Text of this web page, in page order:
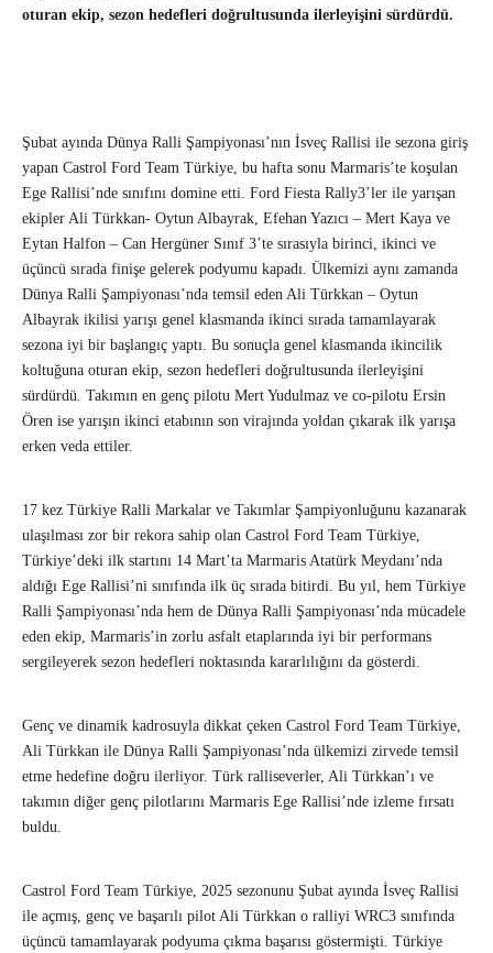
oturan ekip, sezon hedefleri doğrultusunda ilerleyişini sürdürdü.
Şubat ayında Dünya Ralli Şampiyonası’nın İsveç Rallisi ile sezona giriş
yapan Castrol Ford Team Türkiye, bu hafta sonu Marmaris’te koşulan
Ege Rallisi’nde sınıfını domine etti. Ford Fiesta Rally3’ler ile yarışan
ekipler Ali Türkkan- Oytun Albayrak, Efehan Yazıcı – Mert Kaya ve
Eytan Halfon – Can Hergüner Sınıf 3’te sırasıyla birinci, ikinci ve
üçüncü sırada finişe gelerek podyumu kapadı. Ülkemizi aynı zamanda
Dünya Ralli Şampiyonası’nda temsil eden Ali Türkkan – Oytun
Albayrak ikilisi yarışı genel klasmanda ikinci sırada tamamlayarak
sezona iyi bir başlangıç yaptı. Bu sonuçla genel klasmanda ikincilik
koltuğuna oturan ekip, sezon hedefleri doğrultusunda ilerleyişini
sürdürdü. Takımın en genç pilotu Mert Yudulmaz ve co-pilotu Ersin
Ören ise yarışın ikinci etabının son virajında yoldan çıkarak ilk yarışa
erken veda ettiler.
17 kez Türkiye Ralli Markalar ve Takımlar Şampiyonluğunu kazanarak
ulaşılması zor bir rekora sahip olan Castrol Ford Team Türkiye,
Türkiye’deki ilk startını 14 Mart’ta Marmaris Atatürk Meydanı’nda
aldığı Ege Rallisi’ni sınıfında ilk üç sırada bitirdi. Bu yıl, hem Türkiye
Ralli Şampiyonası’nda hem de Dünya Ralli Şampiyonası’nda mücadele
eden ekip, Marmaris’in zorlu asfalt etaplarında iyi bir performans
sergileyerek sezon hedefleri noktasında kararlılığını da gösterdi.
Genç ve dinamik kadrosuyla dikkat çeken Castrol Ford Team Türkiye,
Ali Türkkan ile Dünya Ralli Şampiyonası’nda ülkemizi zirvede temsil
etme hedefine doğru ilerliyor. Türk ralliseverler, Ali Türkkan’ı ve
takımın diğer genç pilotlarını Marmaris Ege Rallisi’nde izleme fırsatı
buldu.
Castrol Ford Team Türkiye, 2025 sezonunu Şubat ayında İsveç Rallisi
ile açmış, genç ve başarılı pilot Ali Türkkan o ralliyi WRC3 sınıfında
üçüncü tamamlayarak podyuma çıkma başarısı göstermişti. Türkiye